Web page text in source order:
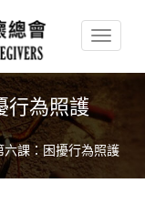
行為照護
六課：困擾行為照護